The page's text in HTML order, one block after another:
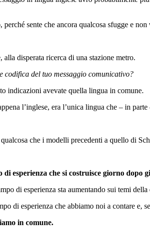
sente che ancora qualcosa sfugge e
disperata ricerca di una stazione metro.
codifica del tuo messaggio comunicativo?
indicazioni avevate quella lingua in comune.
l’inglese, era l’unica lingua che – in
qualcosa che i modelli precedenti a quello di
esperienza che si costruisce giorno dopo
di esperienza sta aumentando sui temi
di esperienza che abbiamo noi a contare e,
in comune.